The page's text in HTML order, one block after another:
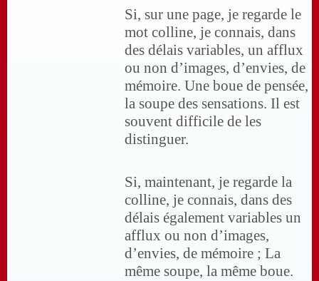
Si, sur une page, je regarde le
mot colline, je connais, dans
des délais variables, un afflux
ou non d’images, d’envies, de
mémoire. Une boue de pensée,
la soupe des sensations. Il est
souvent difficile de les
distinguer.
Si, maintenant, je regarde la
colline, je connais, dans des
délais également variables un
afflux ou non d’images,
d’envies, de mémoire ; La
même soupe, la même boue.